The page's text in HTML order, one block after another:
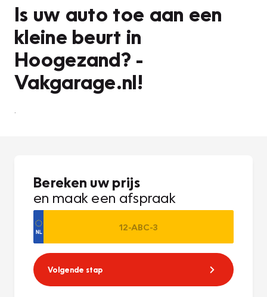
Is uw auto toe aan een
kleine beurt in
Hoogezand? -
Vakgarage.nl!
Bereken uw prijs
en maak een afspraak
Volgende stap